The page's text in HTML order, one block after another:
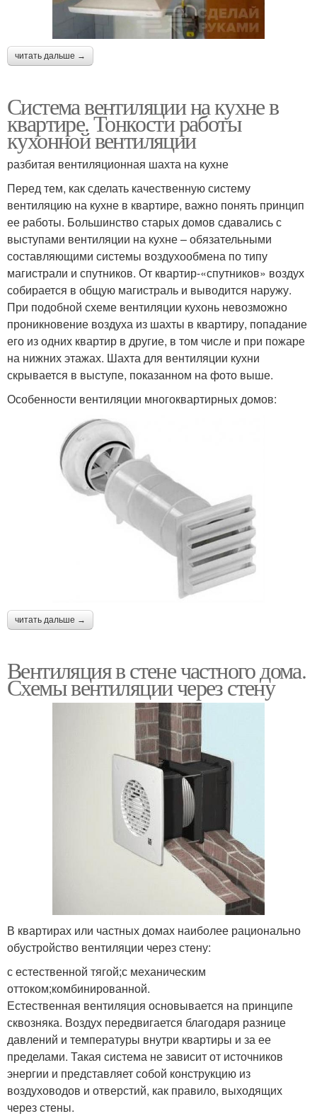
читать дальше →
Система вентиляции на кухне в
квартире. Тонкости работы
кухонной вентиляции
разбитая вентиляционная шахта на кухне
Перед тем, как сделать качественную систему
вентиляцию на кухне в квартире, важно понять принцип
ее работы. Большинство старых домов сдавались с
выступами вентиляции на кухне – обязательными
составляющими системы воздухообмена по типу
магистрали и спутников. От квартир-«спутников» воздух
собирается в общую магистраль и выводится наружу.
При подобной схеме вентиляции кухонь невозможно
проникновение воздуха из шахты в квартиру, попадание
его из одних квартир в другие, в том числе и при пожаре
на нижних этажах. Шахта для вентиляции кухни
скрывается в выступе, показанном на фото выше.
Особенности вентиляции многоквартирных домов:
читать дальше →
Вентиляция в стене частного дома.
Схемы вентиляции через стену
В квартирах или частных домах наиболее рационально
обустройство вентиляции через стену:
с естественной тягой;с механическим
оттоком;комбинированной.
Естественная вентиляция основывается на принципе
сквозняка. Воздух передвигается благодаря разнице
давлений и температуры внутри квартиры и за ее
пределами. Такая система не зависит от источников
энергии и представляет собой конструкцию из
воздуховодов и отверстий, как правило, выходящих
через стены.